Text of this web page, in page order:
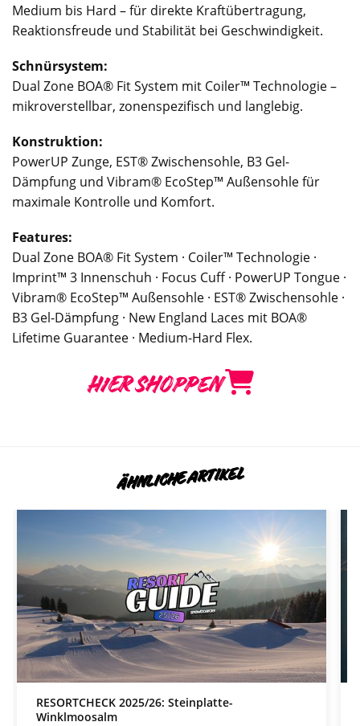
Medium bis Hard – für direkte Kraftübertragung,
Reaktionsfreude und Stabilität bei Geschwindigkeit.
Schnürsystem:
Dual Zone BOA® Fit System mit Coiler™ Technologie –
mikroverstellbar, zonenspezifisch und langlebig.
Konstruktion:
PowerUP Zunge, EST® Zwischensohle, B3 Gel-
Dämpfung und Vibram® EcoStep™ Außensohle für
maximale Kontrolle und Komfort.
Features:
Dual Zone BOA® Fit System · Coiler™ Technologie ·
Imprint™ 3 Innenschuh · Focus Cuff · PowerUP Tongue ·
Vibram® EcoStep™ Außensohle · EST® Zwischensohle ·
B3 Gel-Dämpfung · New England Laces mit BOA®
Lifetime Guarantee · Medium-Hard Flex.
HIER SHOPPEN
ÄHNLICHE ARTIKEL
RESORTCHECK 2025/26: Steinplatte-
Winklmoosalm